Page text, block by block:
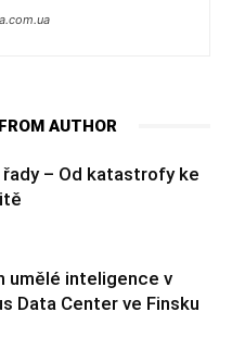
AUTHOR
řady – Od katastrofy ke
umělé inteligence v
Data Center ve Finsku